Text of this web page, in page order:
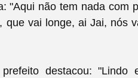
"Aqui não tem nada com
vai longe, ai Jai, nós
destacou: "Lindo